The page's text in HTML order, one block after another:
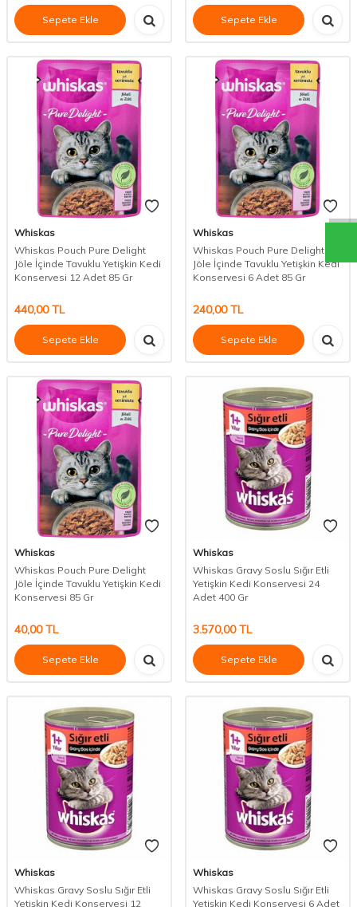
Sepete Ekle Sepete Ekle
Whiskas
Whiskas Pouch Pure Delight
Jöle İçinde Tavuklu Yetişkin Kedi
Konservesi 12 Adet 85 Gr
440,00TL
Sepete Ekle
Whiskas
Whiskas Pouch Pure Delight
Jöle İçinde Tavuklu Yetişkin Kedi
Konservesi 6 Adet 85 Gr
240,00TL
Sepete Ekle
Whiskas
Whiskas Pouch Pure Delight
Jöle İçinde Tavuklu Yetişkin Kedi
Konservesi 85 Gr
40,00TL
Sepete Ekle
Whiskas
Whiskas Gravy Soslu Sığır Etli
Yetişkin Kedi Konservesi 24
Adet 400 Gr
3.570,00TL
Sepete Ekle
Whiskas
Whiskas Gravy Soslu Sığır Etli
Yetişkin Kedi Konservesi 12
Whiskas
Whiskas Gravy Soslu Sığır Etli
Yetişkin Kedi Konservesi 6 Adet